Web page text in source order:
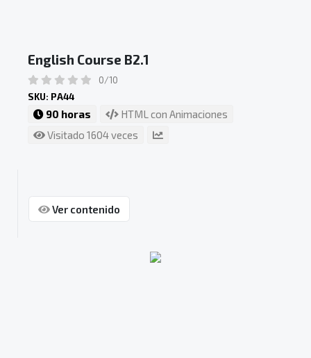
English Course B2.1
0/10
SKU: PA44
90 horas
HTML con Animaciones
Visitado 1604 veces
Ver contenido